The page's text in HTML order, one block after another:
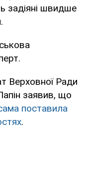
задіяні швидше
Верховної Ради
заявив, що
поставила
.